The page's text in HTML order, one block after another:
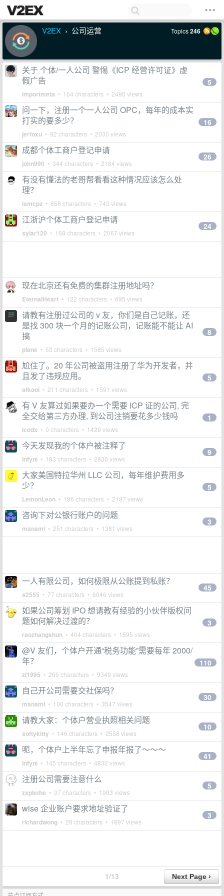
V2EX › 公司运营 Topics246
关于 个体/一人公司 警惕《ICP 经营许可证》虚
假广告
importmeta • 164 characters • 2490 views
5
问一下，注册一个一人公司 OPC，每年的成本实
打实的要多少？
jerfoxu • 92 characters • 2030 views
16
成都个体工商户登记申请
john990 • 344 characters • 2184 views
26
有没有懂法的老哥帮看看这种情况应该怎么处
理？
iamcpz • 858 characters • 743 views
江浙沪个体工商户登记申请
sylar120 • 168 characters • 2067 views
24
现在北京还有免费的集群注册地址吗？
EternalHeart • 122 characters • 695 views
请教有注册过公司的 v 友，你们是自己记账，还
是找 300 块一个月的记账公司，记账能不能让 AI
搞
plane • 53 characters • 1585 views
8
尬住了。20 年公司被盗用注册了华为开发者，并
且发了违规应用。
afkool • 211 characters • 1591 views
5
有 V 友算过如果要办一个需要 ICP 证的公司, 完
全交给第三方办理, 到公司注销要花多少钱吗
icedx • 0 characters • 1429 views
1
今天发现我的个体户被注释了
infyni • 183 characters • 2830 views
9
大家美国特拉华州 LLC 公司，每年维护费用多
少？
LemonLeon • 186 characters • 2187 views
5
咨询下对公银行账户的问题
manami • 251 characters • 1381 views
3
一人有限公司，如何极限从公账提到私账？
s2555 • 77 characters • 6046 views
45
如果公司筹划 IPO 想请教有经验的小伙伴版权问
题如何解决过渡的？
raozhangshun • 404 characters • 1595 views
3
@V 友们，个体户开通“税务功能”需要每年 2000/
年？
zl1995 • 269 characters • 9349 views
110
自己开公司需要交社保吗？
manami • 100 characters • 3547 views
30
请教大家：个体户营业执照相关问题
softykitty • 146 characters • 2558 views
10
呃，个体户上半年忘了申报年报了～～～
infyni • 145 characters • 4832 views
41
注册公司需要注意什么
zxplethe • 37 characters • 1903 views
5
wise 企业账户要求地址验证了
richardwong • 28 characters • 1897 views
3
1/13